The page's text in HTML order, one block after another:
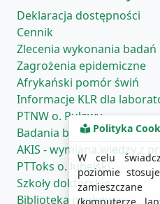
Polityka
W celu
poziomie
Deklaracja dostępności
Cennik
Zlecenia wykonania badań
Zagrożenia epidemiczne
Afrykański pomór świń
Informacje KLR dla
PTNW o. Puławy
Badania biegłości
AKIS - wymiana wiedzy z
PTToks o. lubelski
Szkoły doktorskie
Biblioteka naukowa